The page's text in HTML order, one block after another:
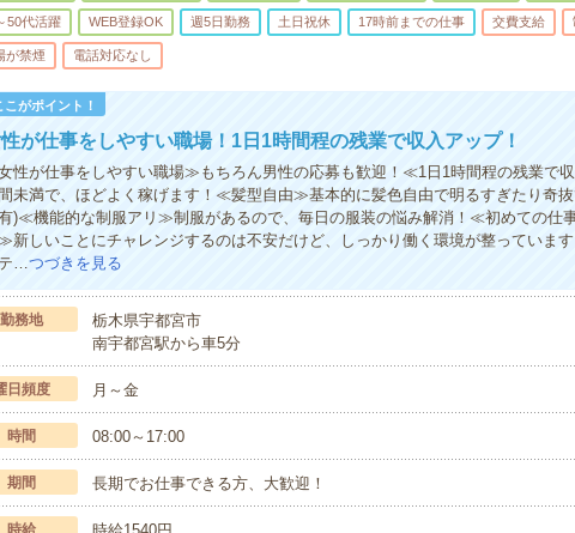
50代活躍 WEB登録OK 週5日勤務 土日祝休 17時前までの仕事 交費支給
が禁煙 電話対応なし
こがポイント！
が仕事をしやすい職場！1日1時間程の残業で収入アップ！
性が仕事をしやすい職場≫もちろん男性の応募も歓迎！≪1日1時間程の残業で
未満で、ほどよく稼げます！≪髪型自由≫基本的に髪色自由で明るすぎたり奇
)≪機能的な制服アリ≫制服があるので、毎日の服装の悩み解消！≪初めての仕
新しいことにチャレンジするのは不安だけど、しっかり働く環境が整っています
…つづきを見る
勤務地
栃木県宇都宮市
南宇都宮駅から車5分
日頻度 月～金
時間 08:00～17:00
期間 長期でお仕事できる方、大歓迎！
時給